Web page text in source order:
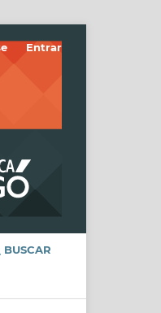
BUSCAR
Entrar